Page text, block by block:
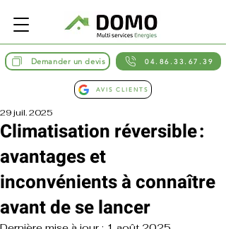
Demander un devis 04.86.33.67.39
AVIS CLIENTS
Climatisation réversible :
avantages et
inconvénients à connaître
avant de se lancer
29 juil. 2025